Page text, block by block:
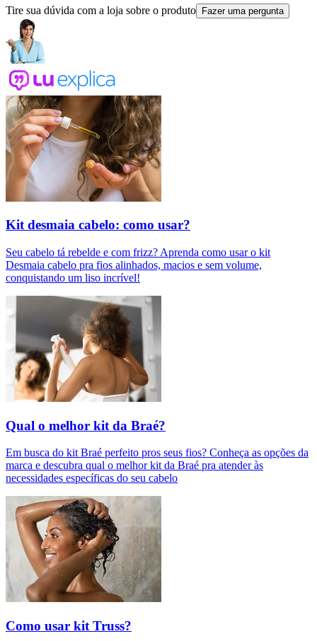
Tire sua dúvida com a loja sobre o produto Fazer uma pergunta
Kit desmaia cabelo: como usar?
Seu cabelo tá rebelde e com frizz? Aprenda como usar o kit
Desmaia cabelo pra fios alinhados, macios e sem volume,
conquistando um liso incrível!
Qual o melhor kit da Braé?
Em busca do kit Braé perfeito pros seus fios? Conheça as opções da
marca e descubra qual o melhor kit da Braé pra atender às
necessidades específicas do seu cabelo
Como usar kit Truss?